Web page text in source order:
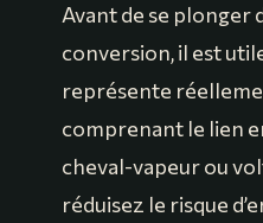
Avant de se plonger
conversion, il est
représente
comprenant le lien
cheval-vapeur ou
réduisez le risque